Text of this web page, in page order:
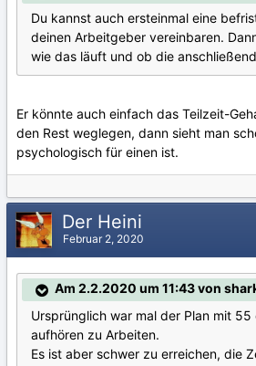
Du kannst auch ersteinmal eine
deinen Arbeitgeber vereinbaren.
wie das läuft und ob die
Er könnte auch einfach das Teilzeit-
den Rest weglegen, dann sieht man
psychologisch für einen ist.
Der Heini
Februar 2, 2020
Am 2.2.2020 um 11:43 von
Ursprünglich war mal der Plan mit
aufhören zu Arbeiten.
Es ist aber schwer zu erreichen, die